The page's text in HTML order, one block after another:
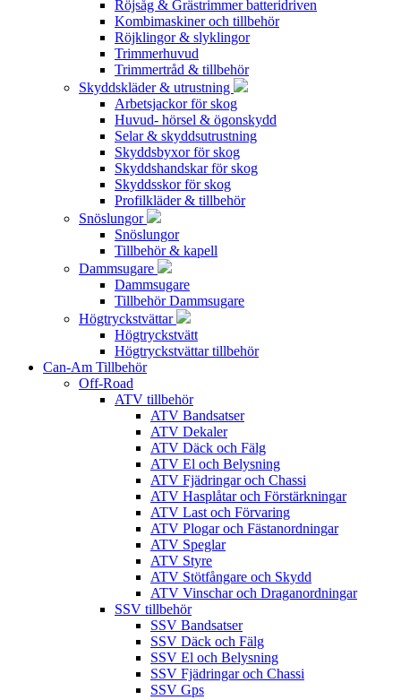
Röjsåg & Grästrimmer batteridriven
Kombimaskiner och tillbehör
Röjklingor & slyklingor
Trimmerhuvud
Trimmertråd & tillbehör
Skyddskläder & utrustning
Arbetsjackor för skog
Huvud- hörsel & ögonskydd
Selar & skyddsutrustning
Skyddsbyxor för skog
Skyddshandskar för skog
Skyddsskor för skog
Profilkläder & tillbehör
Snöslungor
Snöslungor
Tillbehör & kapell
Dammsugare
Dammsugare
Tillbehör Dammsugare
Högtryckstvättar
Högtryckstvätt
Högtryckstvättar tillbehör
Can-Am Tillbehör
Off-Road
ATV tillbehör
ATV Bandsatser
ATV Dekaler
ATV Däck och Fälg
ATV El och Belysning
ATV Fjädringar och Chassi
ATV Hasplåtar och Förstärkningar
ATV Last och Förvaring
ATV Plogar och Fästanordningar
ATV Speglar
ATV Styre
ATV Stötfångare och Skydd
ATV Vinschar och Draganordningar
SSV tillbehör
SSV Bandsatser
SSV Däck och Fälg
SSV El och Belysning
SSV Fjädringar och Chassi
SSV Gps